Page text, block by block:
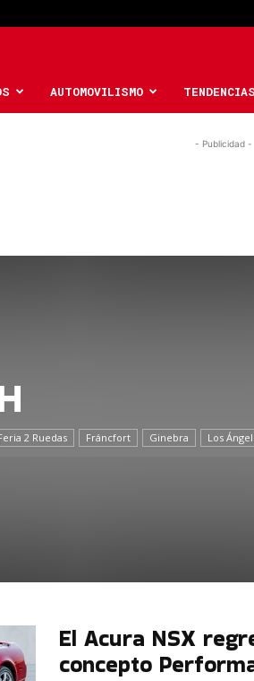
AUTOMOVILISMO TENDENCIAS
- Publicidad -
2 Ruedas Fráncfort Ginebra Los
El Acura NSX
concepto